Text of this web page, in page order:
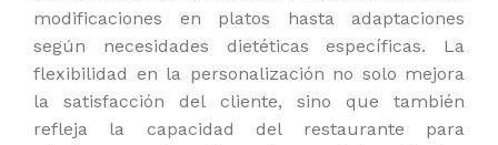
modificaciones en platos hasta adaptaciones
según necesidades dietéticas específicas. La
flexibilidad en la personalización no solo mejora
la satisfacción del cliente, sino que también
refleja la capacidad del restaurante para